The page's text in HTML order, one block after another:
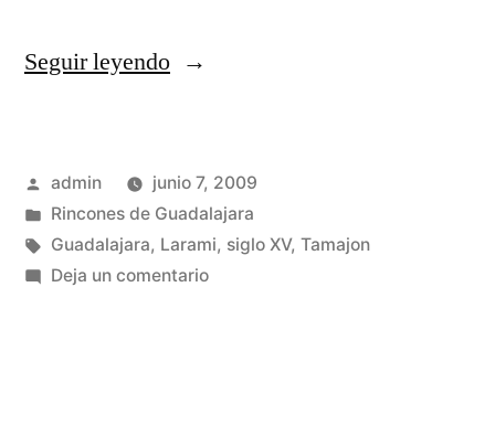
Seguir leyendo«El
Infantado»
Publicado
por
admin
junio 7, 2009
Publicado
en
Rincones de Guadalajara
Etiquetas:
Guadalajara, Larami, siglo XV, Tamajon
Deja un comentarioen